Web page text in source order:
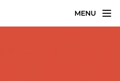
MENU